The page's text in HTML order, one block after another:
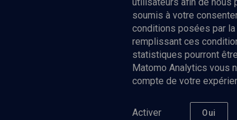
Nos
soumis à votre
conditions posées par
remplissant ces
statistiques pourront
Matomo Analytics vous
compte de votre
Activer Oui